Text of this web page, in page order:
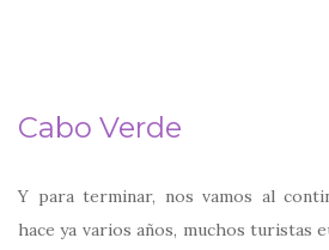
Cabo Verde
Y para terminar, nos vamos al
hace ya varios años, muchos turistas